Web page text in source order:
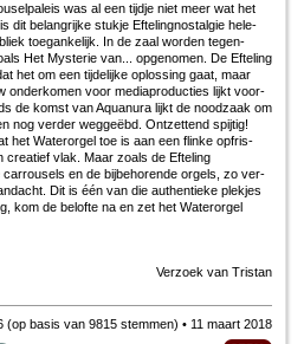
was al een tijd­je niet meer wat het
dit be­lang­rij­ke stuk­je Ef­te­ling­nostal­gie he­le­
toe­gan­ke­lijk. In de zaal wor­den te­gen­
Het Mysterie van... op­ge­no­men. De Ef­te­ling
het om een tij­de­lij­ke op­los­sing gaat, maar
on­der­ko­men voor me­dia­pro­duc­ties lijkt voor­
de komst van Aquan­ura lijkt de nood­zaak om
nog ver­der weg­geëbd. Ont­zet­tend spij­tig!
het Wa­ter­or­gel toe is aan een flin­ke op­fris­
cre­a­tief vlak. Maar zo­als de Ef­te­ling
en de bij­be­ho­ren­de or­gels, zo ver­
Dit is één van die au­then­tie­ke plek­jes
kom de be­lof­te na en zet het Water­orgel
Verzoek van Tristan
(op basis van 9815 stemmen) • 11 maart 2018